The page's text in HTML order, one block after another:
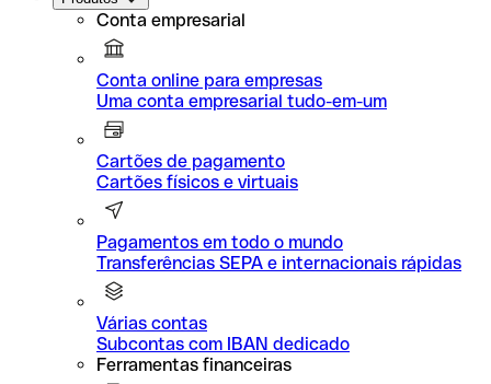
Conta empresarial
Conta online para empresas
Uma conta empresarial tudo-em-um
Cartões de pagamento
Cartões físicos e virtuais
Pagamentos em todo o mundo
Transferências SEPA e internacionais rápidas
Várias contas
Subcontas com IBAN dedicado
Ferramentas financeiras